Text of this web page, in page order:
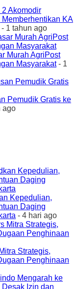
Akomodir
KA
- 1 tahun ago
Murah AgriPost
Masyarakat- 1
Pemudik Gratis ke
ago
Kepedulian,
Daging
- 4 hari ago
Strategis,
Penghinaan